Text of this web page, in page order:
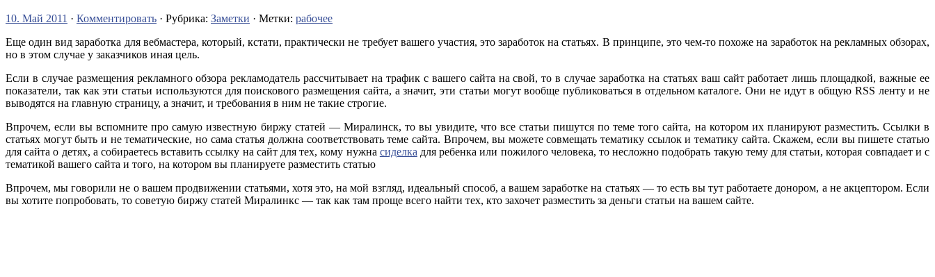
10. Май 2011 · Комментировать · Рубрика: Заметки · Метки: рабочее
Еще один вид заработка для вебмастера, который, кстати, практически не требует вашего участия, это заработок на статьях. В принципе, это чем-то похоже на заработок на рекламных обзорах,
но в этом случае у заказчиков иная цель.
Если в случае размещения рекламного обзора рекламодатель рассчитывает на трафик с вашего сайта на свой, то в случае заработка на статьях ваш сайт работает лишь площадкой, важные ее
показатели, так как эти статьи используются для поискового размещения сайта, а значит, эти статьи могут вообще публиковаться в отдельном каталоге. Они не идут в общую RSS ленту и не
выводятся на главную страницу, а значит, и требования в ним не такие строгие.
Впрочем, если вы вспомните про самую известную биржу статей — Миралинск, то вы увидите, что все статьи пишутся по теме того сайта, на котором их планируют разместить. Ссылки в
статьях могут быть и не тематические, но сама статья должна соответствовать теме сайта. Впрочем, вы можете совмещать тематику ссылок и тематику сайта. Скажем, если вы пишете статью
для сайта о детях, а собираетесь вставить ссылку на сайт для тех, кому нужна сиделкадля ребенка или пожилого человека, то несложно подобрать такую тему для статьи, которая совпадает и с
тематикой вашего сайта и того, на котором вы планируете разместить статью
Впрочем, мы говорили не о вашем продвижении статьями, хотя это, на мой взгляд, идеальный способ, а вашем заработке на статьях — то есть вы тут работаете донором, а не акцептором. Если
вы хотите попробовать, то советую биржу статей Миралинкс — так как там проще всего найти тех, кто захочет разместить за деньги статьи на вашем сайте.